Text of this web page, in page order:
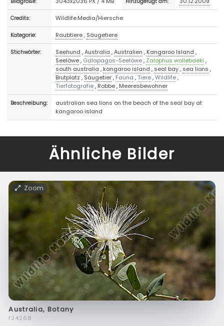
Bildgröße: Hinzugefügt am:
Credits: Wildlife.Media/Hiersche
Kategorie: Raubtiere, Säugetiere
Stichwörter: Seehund ,Australia ,Australien , Kangaroo Island ,
Seelöwe, Galapagos-Seelöwe, Zalophus wollebaeki ,
south australia , kangaroo island , seal bay, sea lions ,
Brutplatz , Säugetier, Fauna ,Tiere,Wildlife,
Tierfotografie, Robbe, Meeresbewohner
Beschreibung:
australian sea lions on the beach of the seal bay at
kangaroo island
Ähnliche Bilder
Zoom
Australia, Botany
f24268